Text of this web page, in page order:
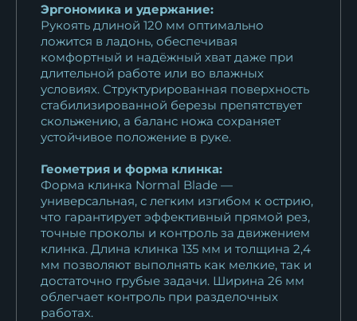
Эргономика и удержание:
Рукоять длиной 120 мм оптимально
ложится в ладонь, обеспечивая
комфортный и надёжный хват даже при
длительной работе или во влажных
условиях. Структурированная поверхность
стабилизированной березы препятствует
скольжению, а баланс ножа сохраняет
устойчивое положение в руке.
Геометрия и форма клинка:
Форма клинка Normal Blade —
универсальная, с легким изгибом к острию,
что гарантирует эффективный прямой рез,
точные проколы и контроль за движением
клинка. Длина клинка 135 мм и толщина 2,4
мм позволяют выполнять как мелкие, так и
достаточно грубые задачи. Ширина 26 мм
облегчает контроль при разделочных
работах.